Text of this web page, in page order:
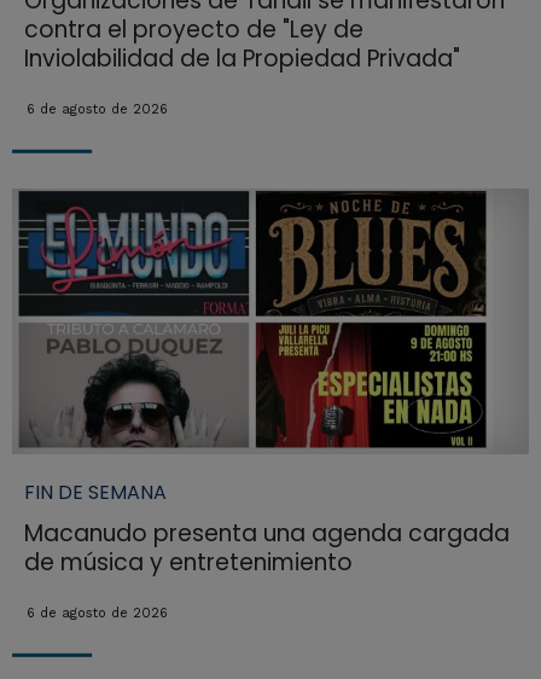
contra el proyecto de "Ley de
Inviolabilidad de la Propiedad Privada"
6 de agosto de 2026
FIN DE SEMANA
Macanudo presenta una agenda cargada
de música y entretenimiento
6 de agosto de 2026